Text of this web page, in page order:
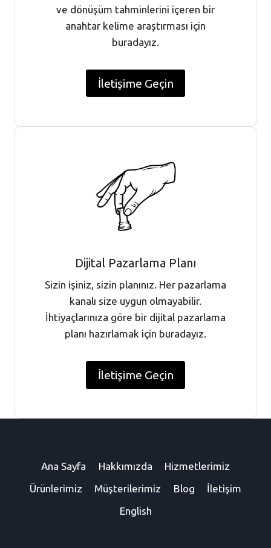
ve dönüşüm tahminlerini içeren bir
anahtar kelime araştırması için
buradayız.
İletişime Geçin
Dijital Pazarlama Planı
Sizin işiniz, sizin planınız. Her pazarlama
kanalı size uygun olmayabilir.
İhtiyaçlarınıza göre bir dijital pazarlama
planı hazırlamak için buradayız.
İletişime Geçin
Ana Sayfa Hakkımızda
Hizmetlerimiz
Ürünlerimiz
Müşterilerimiz Blog
İletişim
English